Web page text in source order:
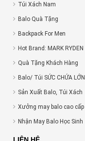
Túi Xách Nam
Balo Quà Tặng
Backpack For Men
Hot Brand: MARK RYDEN
Quà Tặng Khách Hàng
Balo/ Túi SỨC CHỨA LỚN
Sản Xuất Balo, Túi Xách
Xưởng may balo cao cấp
Nhận May Balo Học Sinh
LIÊN HỆ